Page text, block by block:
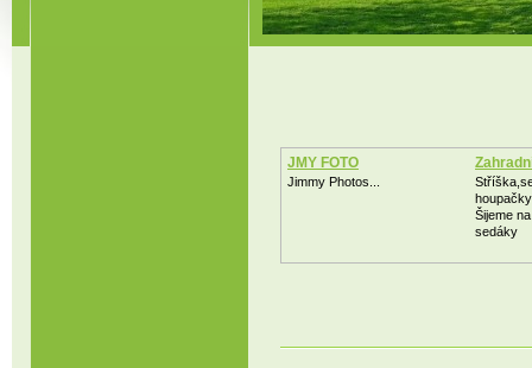
JMY FOTO
Jimmy Photos...
houpačky
Šijeme
sedáky